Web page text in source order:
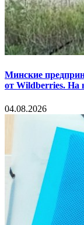
Минские
от Wildberries. На
04.08.2026